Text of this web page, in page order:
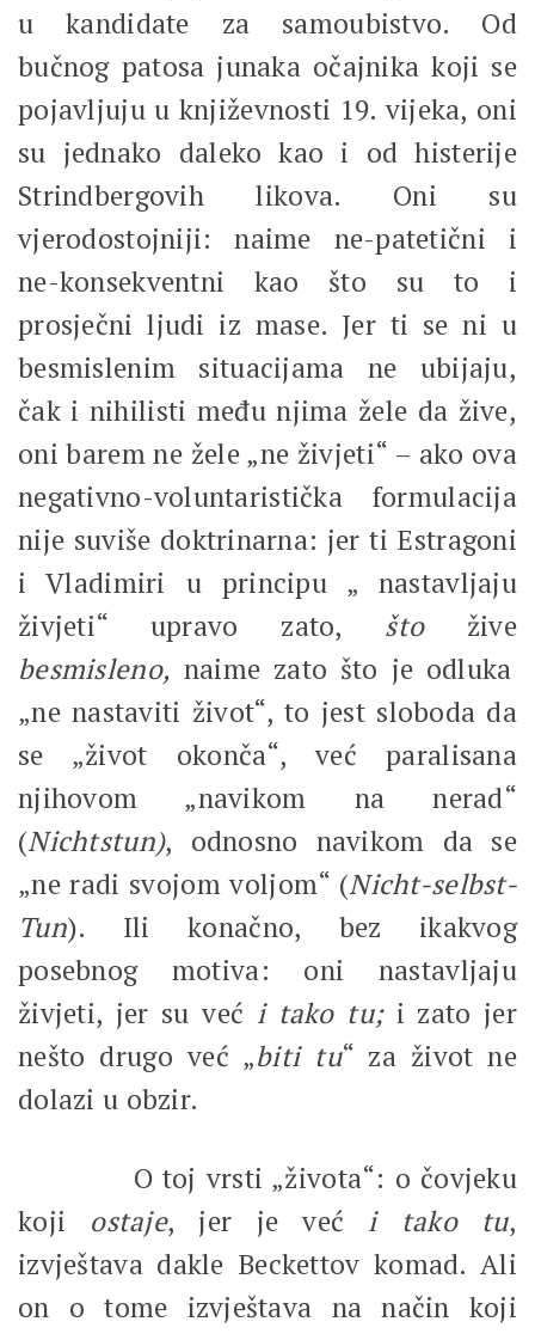
u kandidate za samoubistvo. Od
bučnog patosa junaka očajnika koji se
pojavljuju u književnosti 19. vijeka, oni
su jednako daleko kao i od histerije
Strindbergovih likova. Oni su
vjerodostojniji: naime ne-patetični i
ne-konsekventni kao što su to i
prosječni ljudi iz mase. Jer ti se ni u
besmislenim situacijama ne ubijaju,
čak i nihilisti među njima žele da žive,
oni barem ne žele „ne živjeti“ – ako ova
negativno-voluntaristička formulacija
nije suviše doktrinarna: jer ti Estragoni
i Vladimiri u principu „ nastavljaju
živjeti“ upravo zato, što žive
besmisleno, naime zato što je odluka
„ne nastaviti život“, to jest sloboda da
se „život okonča“, već paralisana
njihovom „navikom na nerad“
(Nichtstun), odnosno navikom da se
„ne radi svojom voljom“ (Nicht-selbst-
Tun). Ili konačno, bez ikakvog
posebnog motiva: oni nastavljaju
živjeti, jer su već i tako tu;i zato jer
nešto drugo već „biti tu“ za život ne
dolazi u obzir.
O toj vrsti „života“: o čovjeku
koji ostaje, jer je već i tako tu,
izvještava dakle Beckettov komad. Ali
on o tome izvještava na način koji